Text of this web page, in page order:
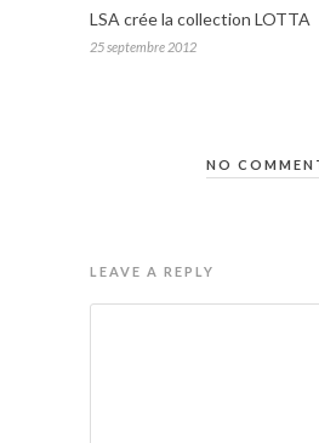
LSA crée la collection LOTTA
25 septembre 2012
NO
LEAVE A REPLY